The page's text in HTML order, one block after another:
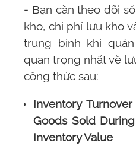
- Bạn cần theo dõi
kho, chi phí lưu kho
trung bình khi
quan trọng nhất về
công thức sau:
Inventory
Goods Sold
Inventory Value